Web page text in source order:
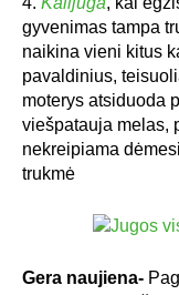
gyvenimas tampa
naikina vieni kitus
pavaldinius,
moterys atsiduoda
viešpatauja melas,
nekreipiama
trukmė
Gera naujiena-